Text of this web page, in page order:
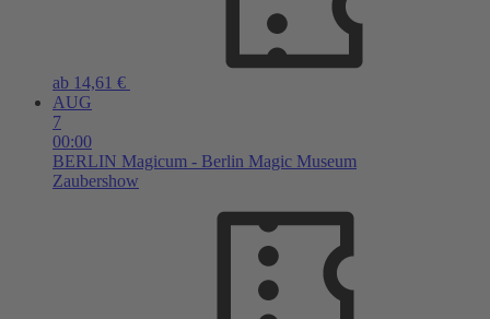
ab 14,61 €
AUG
7
00:00
BERLIN Magicum - Berlin Magic Museum
Zaubershow